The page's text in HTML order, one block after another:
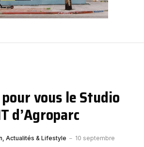
vous le Studio
d’Agroparc
Actualités & Lifestyle
10 septembre